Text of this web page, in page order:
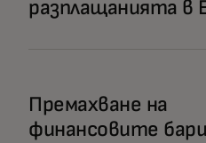
разплащанията в
Премахване на
финансовите
opens in a new tab